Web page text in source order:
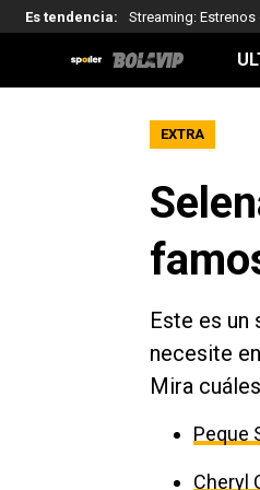
Es tendencia: Streaming: Estrenos
EXTRA
Este es un
necesite
Mira
Peque
Cheryl